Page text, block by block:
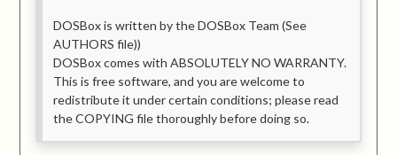
DOSBox is written by the DOSBox Team (See
AUTHORS file))
DOSBox comes with ABSOLUTELY NO WARRANTY.
This is free software, and you are welcome to
redistribute it under certain conditions; please read
the COPYING file thoroughly before doing so.